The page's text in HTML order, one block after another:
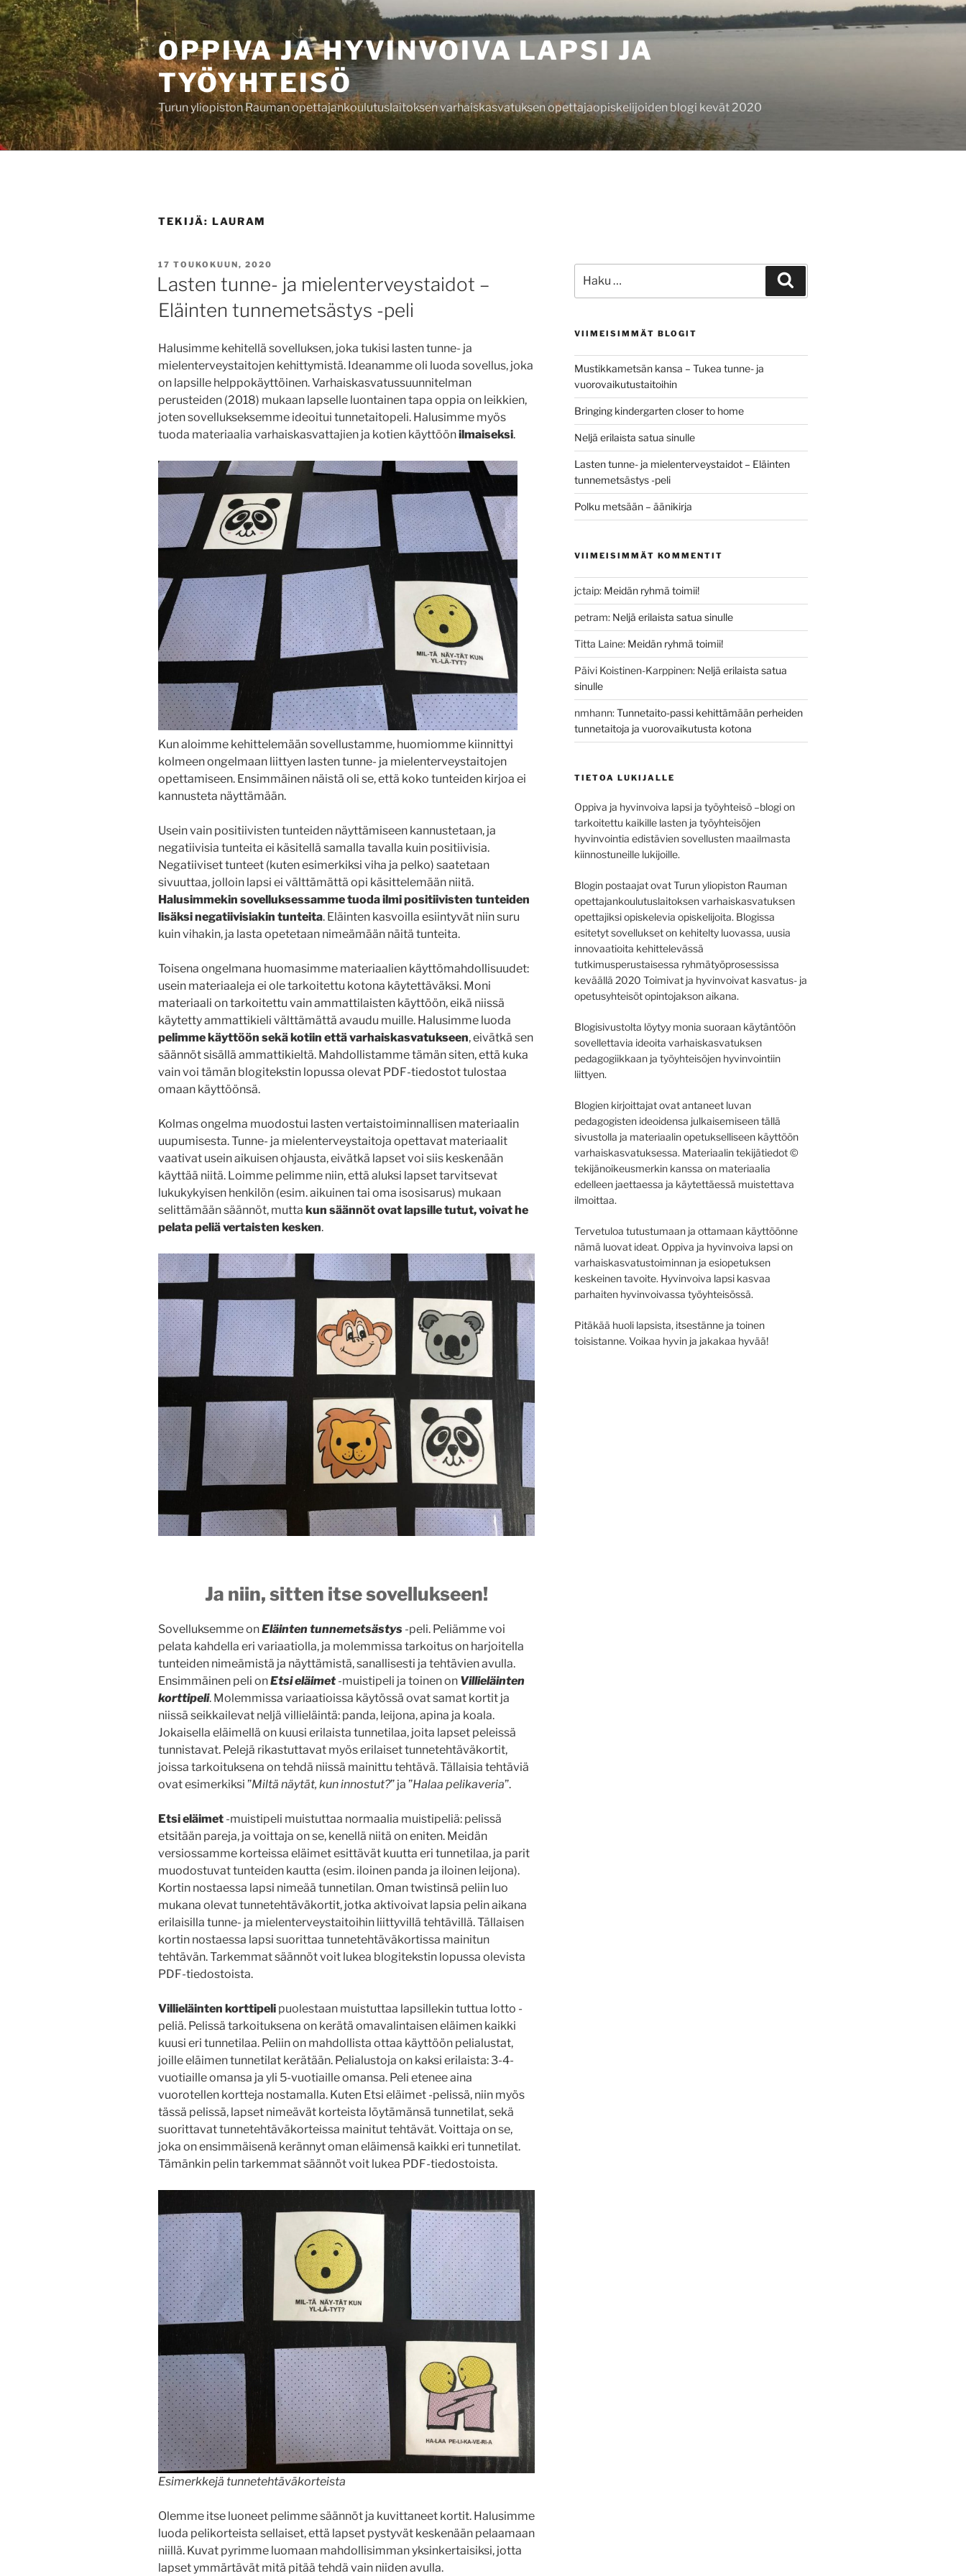
Siirry
sisältöön
OPPIVA JA HYVINVOIVA LAPSI JA
TYÖYHTEISÖ
Turun yliopiston Rauman opettajankoulutuslaitoksen varhaiskasvatuksen opettajaopiskelijoiden blogi kevät 2020
TEKIJÄ: LAURAM
JULKAISTU
17 TOUKOKUUN, 2020
Lasten tunne- ja mielenterveystaidot –
Eläinten tunnemetsästys -peli
Halusimme kehitellä sovelluksen, joka tukisi lasten tunne- ja
mielenterveystaitojen kehittymistä. Ideanamme oli luoda sovellus, joka
on lapsille helppokäyttöinen. Varhaiskasvatussuunnitelman
perusteiden (2018) mukaan lapselle luontainen tapa oppia on leikkien,
joten sovellukseksemme ideoitui tunnetaitopeli. Halusimme myös
tuoda materiaalia varhaiskasvattajien ja kotien käyttöönilmaiseksi.
Kun aloimme kehittelemään sovellustamme, huomiomme kiinnittyi
kolmeen ongelmaan liittyen lasten tunne- ja mielenterveystaitojen
opettamiseen. Ensimmäinen näistä oli se, että koko tunteiden kirjoa ei
kannusteta näyttämään.
Usein vain positiivisten tunteiden näyttämiseen kannustetaan, ja
negatiivisia tunteita ei käsitellä samalla tavalla kuin positiivisia.
Negatiiviset tunteet (kuten esimerkiksi viha ja pelko) saatetaan
sivuuttaa, jolloin lapsi ei välttämättä opi käsittelemään niitä.
Halusimmekin sovelluksessamme tuoda ilmi positiivisten tunteiden
lisäksi negatiivisiakin tunteita. Eläinten kasvoilla esiintyvät niin suru
kuin vihakin, ja lasta opetetaan nimeämään näitä tunteita.
Toisena ongelmana huomasimme materiaalien käyttömahdollisuudet:
usein materiaaleja ei ole tarkoitettu kotona käytettäväksi. Moni
materiaali on tarkoitettu vain ammattilaisten käyttöön, eikä niissä
käytetty ammattikieli välttämättä avaudu muille. Halusimme luoda
pelimme käyttöön sekä kotiin että varhaiskasvatukseen, eivätkä sen
säännöt sisällä ammattikieltä. Mahdollistamme tämän siten, että kuka
vain voi tämän blogitekstin lopussa olevat PDF-tiedostot tulostaa
omaan käyttöönsä.
Kolmas ongelma muodostui lasten vertaistoiminnallisen materiaalin
uupumisesta. Tunne- ja mielenterveystaitoja opettavat materiaalit
vaativat usein aikuisen ohjausta, eivätkä lapset voi siis keskenään
käyttää niitä. Loimme pelimme niin, että aluksi lapset tarvitsevat
lukukykyisen henkilön (esim. aikuinen tai oma isosisarus) mukaan
selittämään säännöt, mutta kun säännöt ovat lapsille tutut, voivat he
pelata peliä vertaisten kesken.
Ja niin, sitten itse sovellukseen!
Sovelluksemme onEläinten tunnemetsästys -peli. Peliämme voi
pelata kahdella eri variaatiolla, ja molemmissa tarkoitus on harjoitella
tunteiden nimeämistä ja näyttämistä, sanallisesti ja tehtävien avulla.
Ensimmäinen peli onEtsi eläimet-muistipeli ja toinen on Villieläinten
korttipeli. Molemmissa variaatioissa käytössä ovat samat kortit ja
niissä seikkailevat neljä villieläintä: panda, leijona, apina ja koala.
Jokaisella eläimellä on kuusi erilaista tunnetilaa, joita lapset peleissä
tunnistavat. Pelejä rikastuttavat myös erilaiset tunnetehtäväkortit,
joissa tarkoituksena on tehdä niissä mainittu tehtävä. Tällaisia tehtäviä
ovat esimerkiksi ”Miltä näytät, kun innostut?” ja ”Halaa pelikaveria”.
Etsi eläimet -muistipeli muistuttaa normaalia muistipeliä: pelissä
etsitään pareja, ja voittaja on se, kenellä niitä on eniten. Meidän
versiossamme korteissa eläimet esittävät kuutta eri tunnetilaa, ja parit
muodostuvat tunteiden kautta (esim. iloinen panda ja iloinen leijona).
Kortin nostaessa lapsi nimeää tunnetilan. Oman twistinsä peliin luo
mukana olevat tunnetehtäväkortit, jotka aktivoivat lapsia pelin aikana
erilaisilla tunne- ja mielenterveystaitoihin liittyvillä tehtävillä. Tällaisen
kortin nostaessa lapsi suorittaa tunnetehtäväkortissa mainitun
tehtävän. Tarkemmat säännöt voit lukea blogitekstin lopussa olevista
PDF-tiedostoista.
Villieläinten korttipeli puolestaan muistuttaa lapsillekin tuttua lotto -
peliä. Pelissä tarkoituksena on kerätä omavalintaisen eläimen kaikki
kuusi eri tunnetilaa. Peliin on mahdollista ottaa käyttöön pelialustat,
joille eläimen tunnetilat kerätään. Pelialustoja on kaksi erilaista: 3-4-
vuotiaille omansa ja yli 5-vuotiaille omansa. Peli etenee aina
vuorotellen kortteja nostamalla. Kuten Etsi eläimet -pelissä, niin myös
tässä pelissä, lapset nimeävät korteista löytämänsä tunnetilat, sekä
suorittavat tunnetehtäväkorteissa mainitut tehtävät. Voittaja on se,
joka on ensimmäisenä kerännyt oman eläimensä kaikki eri tunnetilat.
Tämänkin pelin tarkemmat säännöt voit lukea PDF-tiedostoista.
Esimerkkejä tunnetehtäväkorteista
Olemme itse luoneet pelimme säännöt ja kuvittaneet kortit. Halusimme
luoda pelikorteista sellaiset, että lapset pystyvät keskenään pelaamaan
niillä. Kuvat pyrimme luomaan mahdollisimman yksinkertaisiksi, jotta
lapset ymmärtävät mitä pitää tehdä vain niiden avulla.
VIIMEISIMMÄT BLOGIT
Mustikkametsän kansa – Tukea tunne- ja
vuorovaikutustaitoihin
Bringing kindergarten closer to home
Neljä erilaista satua sinulle
Lasten tunne- ja mielenterveystaidot – Eläinten
tunnemetsästys -peli
Polku metsään – äänikirja
VIIMEISIMMÄT KOMMENTIT
jctaip: Meidän ryhmä toimii!
petram: Neljä erilaista satua sinulle
Titta Laine: Meidän ryhmä toimii!
Päivi Koistinen-Karppinen: Neljä erilaista satua
sinulle
nmhann:Tunnetaito-passi kehittämään perheiden
tunnetaitoja ja vuorovaikutusta kotona
TIETOA LUKIJALLE
Oppiva ja hyvinvoiva lapsi ja työyhteisö –blogi on
tarkoitettu kaikille lasten ja työyhteisöjen
hyvinvointia edistävien sovellusten maailmasta
kiinnostuneille lukijoille.
Blogin postaajat ovat Turun yliopiston Rauman
opettajankoulutuslaitoksen varhaiskasvatuksen
opettajiksi opiskelevia opiskelijoita. Blogissa
esitetyt sovellukset on kehitelty luovassa, uusia
innovaatioita kehittelevässä
tutkimusperustaisessa ryhmätyöprosessissa
keväällä 2020 Toimivat ja hyvinvoivat kasvatus- ja
opetusyhteisöt opintojakson aikana.
Blogisivustolta löytyy monia suoraan käytäntöön
sovellettavia ideoita varhaiskasvatuksen
pedagogiikkaan ja työyhteisöjen hyvinvointiin
liittyen.
Blogien kirjoittajat ovat antaneet luvan
pedagogisten ideoidensa julkaisemiseen tällä
sivustolla ja materiaalin opetukselliseen käyttöön
varhaiskasvatuksessa. Materiaalin tekijätiedot ©
tekijänoikeusmerkin kanssa on materiaalia
edelleen jaettaessa ja käytettäessä muistettava
ilmoittaa.
Tervetuloa tutustumaan ja ottamaan käyttöönne
nämä luovat ideat. Oppiva ja hyvinvoiva lapsi on
varhaiskasvatustoiminnan ja esiopetuksen
keskeinen tavoite. Hyvinvoiva lapsi kasvaa
parhaiten hyvinvoivassa työyhteisössä.
Pitäkää huoli lapsista, itsestänne ja toinen
toisistanne. Voikaa hyvin ja jakakaa hyvää!